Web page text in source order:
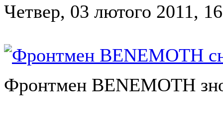
Четвер, 03 лютого 2011,
Фронтмен BENEMOTH